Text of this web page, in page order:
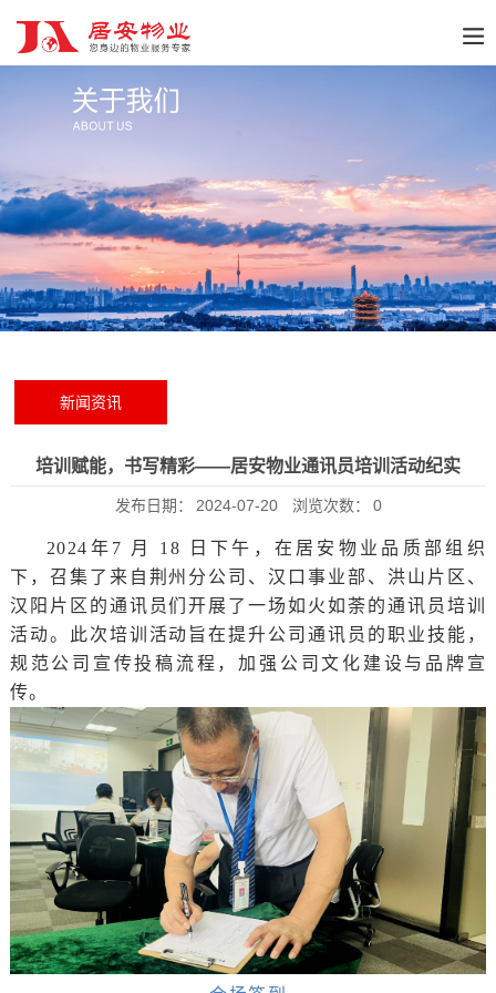
新闻资讯
培训赋能，书写精彩——居安物业通讯员培训活动纪实
发布日期： 2024-07-20 浏览次数： 0
2024年7 月 18 日下午，在居安物业品质部组织
下，召集了来自荆州分公司、汉口事业部、洪山片区、
汉阳片区的通讯员们开展了一场如火如荼的通讯员培训
活动。此次培训活动旨在提升公司通讯员的职业技能，
规范公司宣传投稿流程，加强公司文化建设与品牌宣
传。